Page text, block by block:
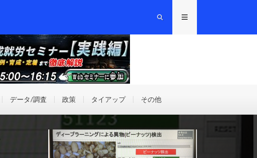
データ/調査 政策 タイアップ その他